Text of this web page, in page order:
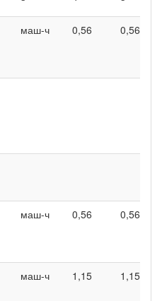
маш-ч 0,56 0,56
маш-ч 0,56 0,56
маш-ч 1,15 1,15